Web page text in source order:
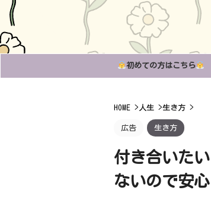
初めての方はこちら
HOME > 人生 >生き方 >
広告 生き方
付き合いた
ないので安